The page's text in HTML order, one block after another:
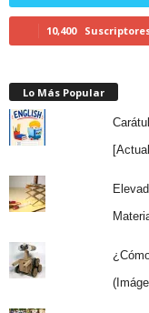
10,400
Lo Más Popular